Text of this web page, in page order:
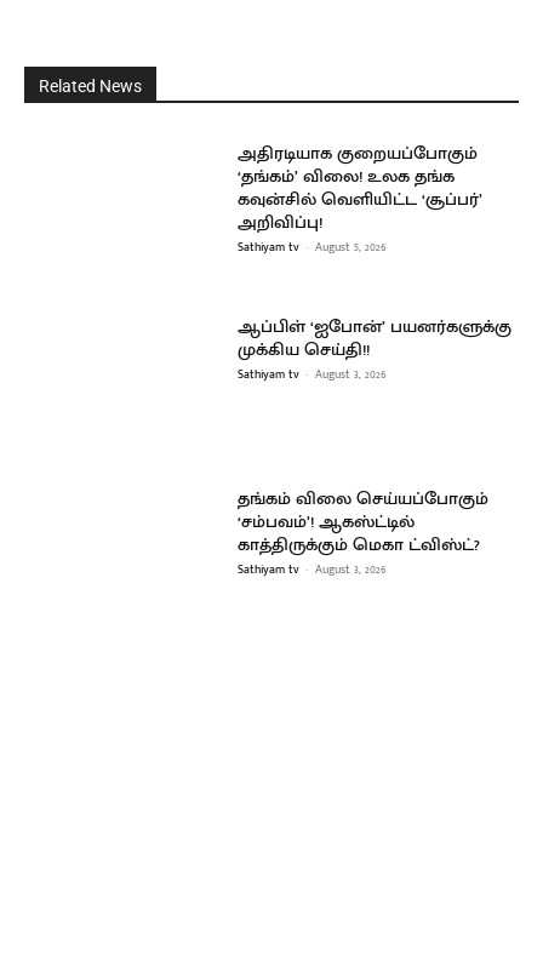
Related News
அதிரடியாக குறையப்போகும்
‘தங்கம்’ விலை! உலக தங்க
கவுன்சில் வெளியிட்ட ‘சூப்பர்’
அறிவிப்பு!
Sathiyam tv - August 5, 2026
ஆப்பிள் ‘ஐபோன்’ பயனர்களுக்கு
முக்கிய செய்தி!!
Sathiyam tv - August 3, 2026
தங்கம் விலை செய்யப்போகும்
‘சம்பவம்’! ஆகஸ்ட்டில்
காத்திருக்கும் மெகா ட்விஸ்ட்?
Sathiyam tv - August 3, 2026